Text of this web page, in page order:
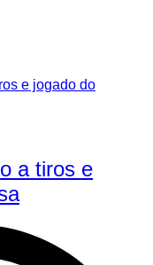
a tiros e